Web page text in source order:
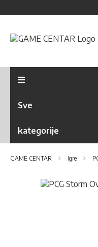
Sve
kategorije
GAME CENTAR Igre
Skip